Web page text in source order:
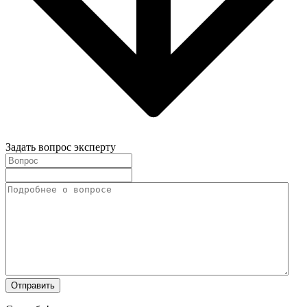
Задать вопрос эксперту